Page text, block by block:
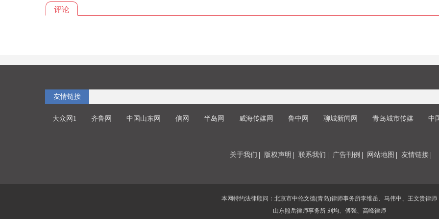
评论
友情链接
大众网1 齐鲁网 中国山东网 信网 半岛网 威海传媒网 鲁中网 聊城新闻网 青岛城市传媒 中
关于我们 版权声明 联系我们 广告刊例 网站地图 友情链接
本网特约法律顾问：北京市中伦文德(青岛)律师事务所李维岳、马伟中、王文贵律师
山东照岳律师事务所 刘均、傅强、高峰律师